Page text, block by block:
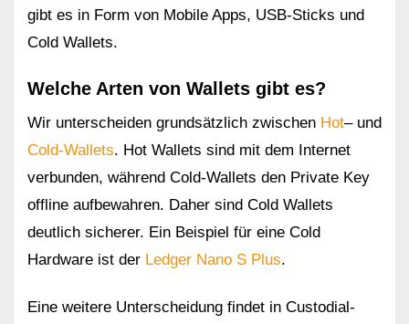
gibt es in Form von Mobile Apps, USB-Sticks und
Cold Wallets.
Welche Arten von Wallets gibt es?
Wir unterscheiden grundsätzlich zwischen Hot– und
Cold-Wallets. Hot Wallets sind mit dem Internet
verbunden, während Cold-Wallets den Private Key
offline aufbewahren. Daher sind Cold Wallets
deutlich sicherer. Ein Beispiel für eine Cold
Hardware ist der Ledger Nano S Plus.
Eine weitere Unterscheidung findet in Custodial-